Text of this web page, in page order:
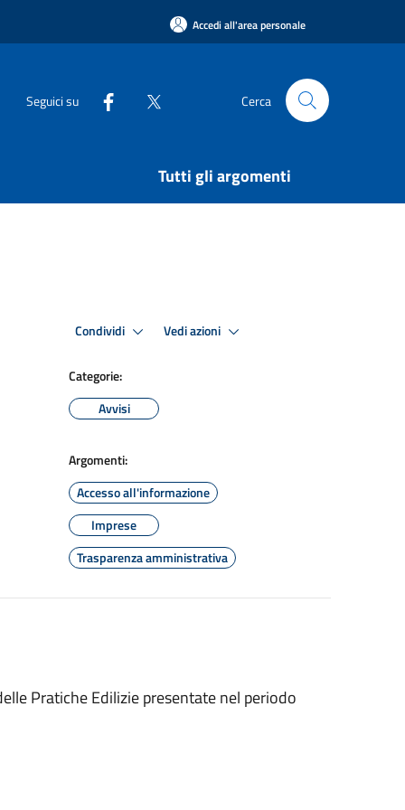
Accedi all'area personale
Seguici su Cerca
Tutti gli argomenti
Condividi Vedi azioni
Categorie:
Avvisi
Argomenti:
Accesso all'informazione
Imprese
Trasparenza amministrativa
Pratiche Edilizie presentate nel periodo